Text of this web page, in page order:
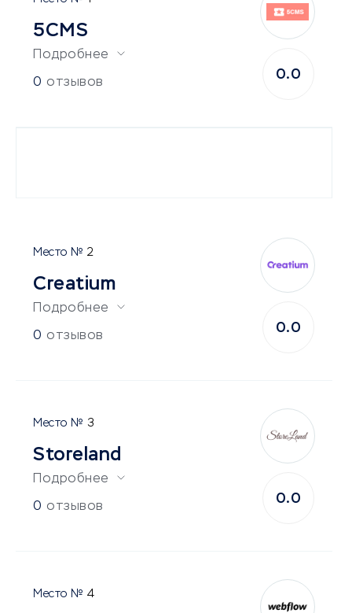
5CMS
Подробнее
0 отзывов
0.0
2
Creatium
Подробнее
0 отзывов
0.0
3
Storeland
Подробнее
0 отзывов
0.0
4